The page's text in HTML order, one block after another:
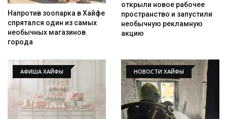
Напротив зоопарка в Хайфе
спрятался один из самых
необычных магазинов
города
открыли новое рабочее
пространство и запустили
необычную рекламную
акцию
АФИША ХАЙФЫ НОВОСТИ ХАЙФЫ